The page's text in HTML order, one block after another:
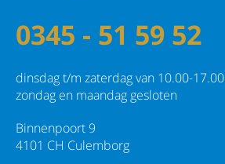
0345 - 51 59 52
dinsdag t/m zaterdag van 10.00-17.00
zondag en maandag gesloten
Binnenpoort 9
4101 CH Culemborg